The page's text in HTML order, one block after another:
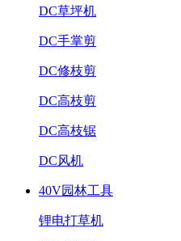
DC草坪机
DC手掌剪
DC修枝剪
DC高枝剪
DC高枝锯
DC风机
40V园林工具
锂电打草机